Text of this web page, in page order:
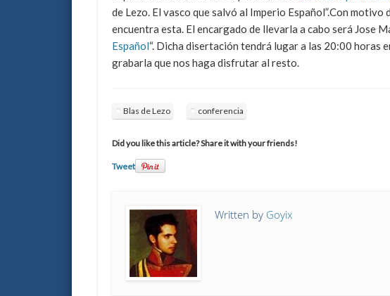
de Lezo. El vasco que salvó al Imperio Español”.Con
encuentra esta. El encargado de llevarla a cabo será Jose
Español“. Dicha disertación tendrá lugar a las 20:00 horas
grabarla que nos haga disfrutar al resto.
Blas de Lezo conferencia
Did you like this article? Share it with your friends!
Tweet
Written by Goyix